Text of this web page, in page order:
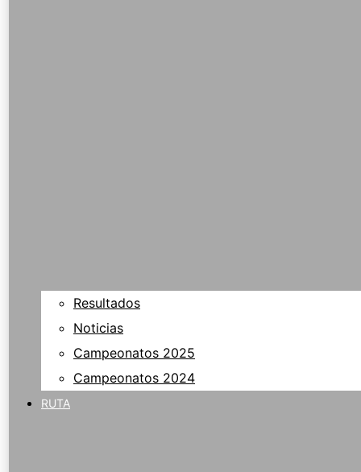
Resultados
Noticias
Campeonatos 2025
Campeonatos 2024
RUTA